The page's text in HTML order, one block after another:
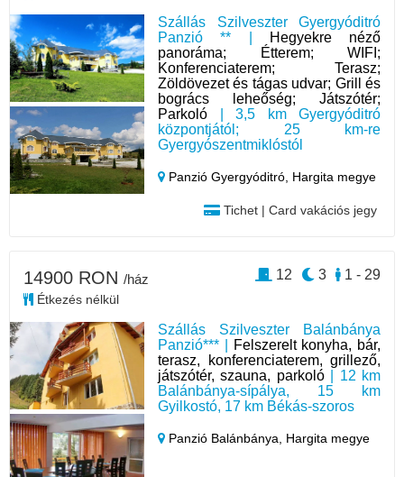
Szállás Szilveszter Gyergyóditró
Panzió ** |
Hegyekre néző
panoráma; Étterem; WIFI;
Konferenciaterem; Terasz;
Zöldövezet és tágas udvar; Grill és
bogrács leheőség; Játszótér;
Parkoló | 3,5 km Gyergyóditró
központjától; 25 km-re
Gyergyószentmiklóstól
Panzió Gyergyóditró, Hargita megye
Tichet | Card vakációs jegy
Szállás Szilveszter Balánbánya
Panzió*** |
Felszerelt konyha, bár,
terasz, konferenciaterem, grillező,
játszótér, szauna, parkoló| 12 km
Balánbánya-sípálya, 15 km
Gyilkostó, 17 km Békás-szoros
Panzió Balánbánya, Hargita megye
14900 RON /ház
Étkezés nélkül
1 - 29
3
12